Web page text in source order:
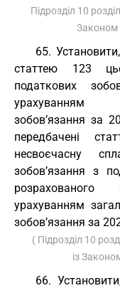
Підрозділ 10
Законом
65.
статтею 123
податкових
урахуванням
зобов’язання за
передбачені
несвоєчасну
зобов’язання з
урахуванням
зобов’язання за
( Підрозділ 10
із
66.